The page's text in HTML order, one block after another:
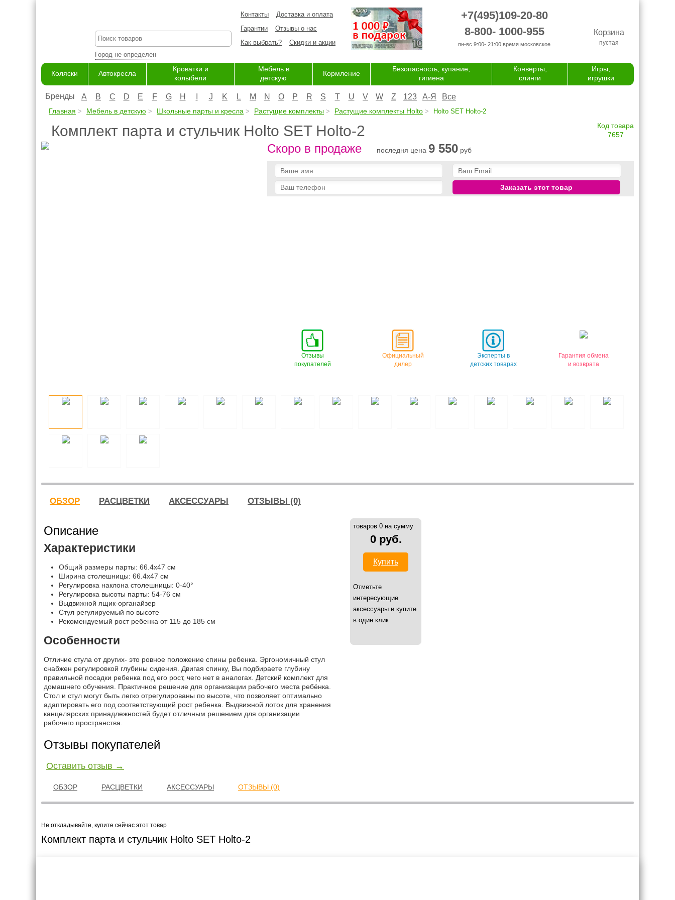
Город не определен
Контакты
Доставка и оплата
Гарантии
Отзывы о нас
Как выбрать?
Скидки и акции
+7(495)109-20-80
8-800- 1000-955
пн-вс 9:00- 21:00 время московское
Корзина
пустая
Коляски Автокресла
Кроватки и
колыбели
Мебель в
детскую
Кормление
Безопасность, купание,
гигиена
Конверты,
слинги
Игры,
игрушки
Бренды A B C D E F G H J K L M N O P R S T U V W Z 123 А-Я Все
Главная Мебель в детскую Школьные парты и кресла Растущие комплекты Растущие комплекты Holto Holto SET Holto-2
Комплект парта и стульчик Holto SET Holto-2
Код товара
7657
Скоро в продаже последня цена 9 550 руб
Заказать этот товар
Отзывы
покупателей
Официальный
дилер
Эксперты в
детских товарах
Гарантия обмена
и возврата
ОБЗОР РАСЦВЕТКИ АКСЕССУАРЫ ОТЗЫВЫ (0)
Описание
Характеристики
Общий размеры парты: 66.4x47 см
Ширина столешницы: 66.4x47 см
Регулировка наклона столешницы: 0-40°
Регулировка высоты парты: 54-76 см
Выдвижной ящик-органайзер
Стул регулируемый по высоте
Рекомендуемый рост ребенка от 115 до 185 см
Особенности
Отличие стула от других- это ровное положение спины ребенка. Эргономичный стул
снабжен регулировкой глубины сидения. Двигая спинку, Вы подбираете глубину
правильной посадки ребенка под его рост, чего нет в аналогах. Детский комплект для
домашнего обучения. Практичное решение для организации рабочего места ребёнка.
Стол и стул могут быть легко отрегулированы по высоте, что позволяет оптимально
адаптировать его под соответствующий рост ребенка. Выдвижной лоток для хранения
канцелярских принадлежностей будет отличным решением для организации
рабочего пространства.
Отзывы покупателей
Оставить отзыв →
товаров 0 на сумму
0 руб.
Купить
Отметьте
интересующие
аксессуары и купите
в один клик
ОБЗОР РАСЦВЕТКИ АКСЕССУАРЫ ОТЗЫВЫ (0)
Не откладывайте, купите сейчас этот товар
Комплект парта и стульчик Holto SET Holto-2